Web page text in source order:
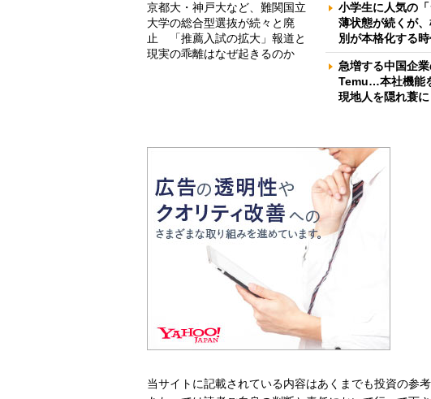
京都大・神戸大など、難関国立
大学の総合型選抜が続々と廃
止 「推薦入試の拡大」報道と
現実の乖離はなぜ起きるのか
小学生に人気の
薄状態が続くが
別が本格化する時
急増する中国企
Temu…本社機能
現地人を隠れ蓑
当サイトに記載されている内容はあくまでも投資の参